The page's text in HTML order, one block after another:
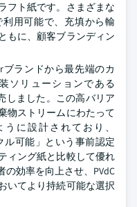
フト紙です。さまざまな
用可能で、充填から輸
もに、顧客ブランディン
ブランドから最先端のカ
ソリューションである
しました。この高バリア
物ストリームにわたって
に設計されており、
ル可能」という事前認定
ィング紙と比較して優れ
効率を向上させ、PVdC
いてより持続可能な選択